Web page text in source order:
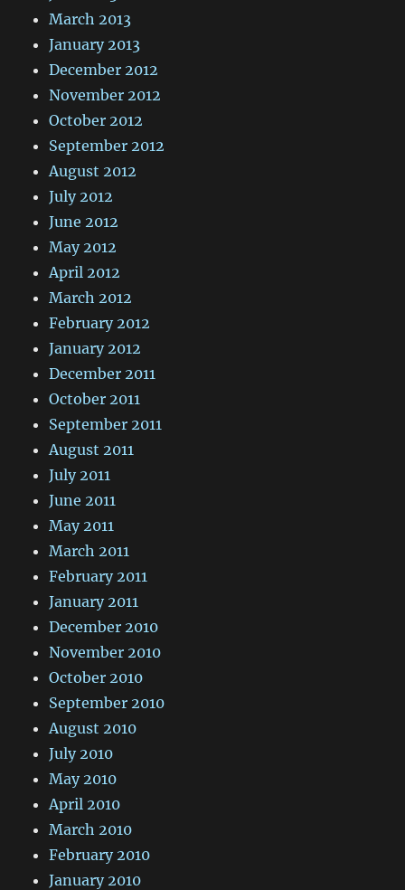
March 2013
January 2013
December 2012
November 2012
October 2012
September 2012
August 2012
July 2012
June 2012
May 2012
April 2012
March 2012
February 2012
January 2012
December 2011
October 2011
September 2011
August 2011
July 2011
June 2011
May 2011
March 2011
February 2011
January 2011
December 2010
November 2010
October 2010
September 2010
August 2010
July 2010
May 2010
April 2010
March 2010
February 2010
January 2010